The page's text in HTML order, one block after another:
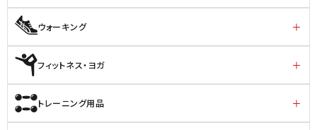
ウォーキング
フィットネス・ヨガ
トレーニング用品